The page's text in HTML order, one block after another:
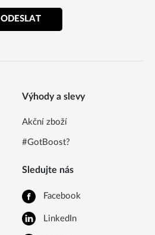
ODESLAT
Výhody a slevy
Akční zboží
#GotBoost?
Sledujte nás
Facebook
LinkedIn